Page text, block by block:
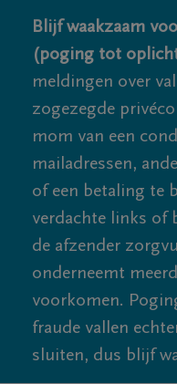
Blijf waakzaam
(poging tot
meldingen over
zogezegde
mom van een
mailadressen,
of een betaling te
verdachte links of
de afzender
onderneemt
voorkomen.
fraude vallen
sluiten, dus blijf